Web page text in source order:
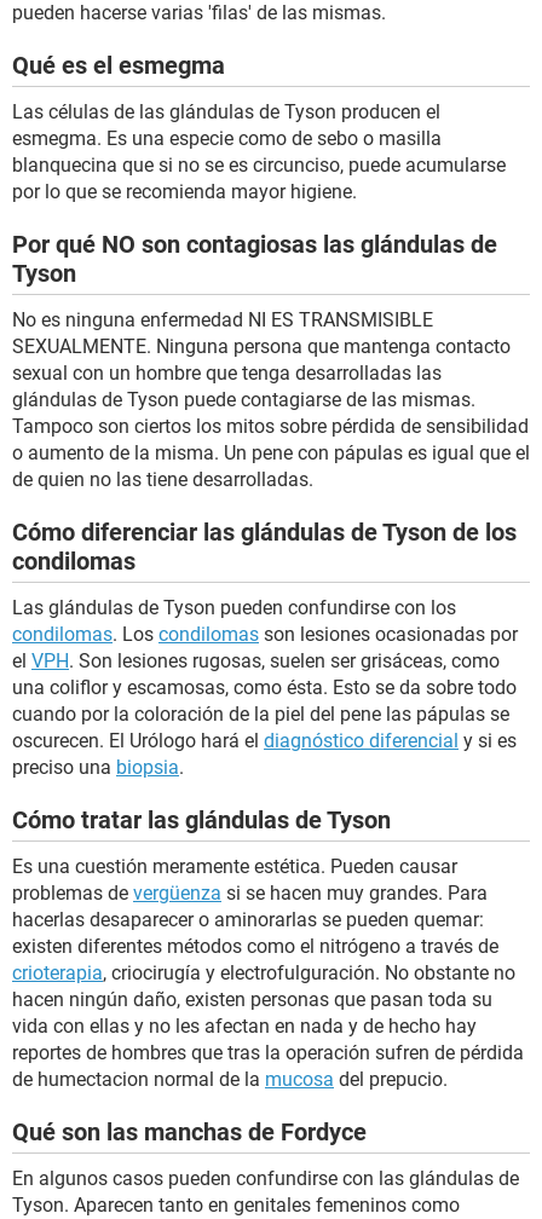
pueden hacerse varias 'filas' de las mismas.
Qué es el esmegma
Las células de las glándulas de Tyson producen el
esmegma. Es una especie como de sebo o masilla
blanquecina que si no se es circunciso, puede acumularse
por lo que se recomienda mayor higiene.
Por qué NO son contagiosas las glándulas de
Tyson
No es ninguna enfermedad NI ES TRANSMISIBLE
SEXUALMENTE. Ninguna persona que mantenga contacto
sexual con un hombre que tenga desarrolladas las
glándulas de Tyson puede contagiarse de las mismas.
Tampoco son ciertos los mitos sobre pérdida de sensibilidad
o aumento de la misma. Un pene con pápulas es igual que el
de quien no las tiene desarrolladas.
Cómo diferenciar las glándulas de Tyson de los
condilomas
Las glándulas de Tyson pueden confundirse con los
condilomas. Los condilomas son lesiones ocasionadas por
el VPH. Son lesiones rugosas, suelen ser grisáceas, como
una coliflor y escamosas, como ésta. Esto se da sobre todo
cuando por la coloración de la piel del pene las pápulas se
oscurecen. El Urólogo hará el diagnóstico diferencial y si es
preciso una biopsia.
Cómo tratar las glándulas de Tyson
Es una cuestión meramente estética. Pueden causar
problemas de vergüenza si se hacen muy grandes. Para
hacerlas desaparecer o aminorarlas se pueden quemar:
existen diferentes métodos como el nitrógeno a través de
crioterapia, criocirugía y electrofulguración. No obstante no
hacen ningún daño, existen personas que pasan toda su
vida con ellas y no les afectan en nada y de hecho hay
reportes de hombres que tras la operación sufren de pérdida
de humectacion normal de la mucosa del prepucio.
Qué son las manchas de Fordyce
En algunos casos pueden confundirse con las glándulas de
Tyson. Aparecen tanto en genitales femeninos como